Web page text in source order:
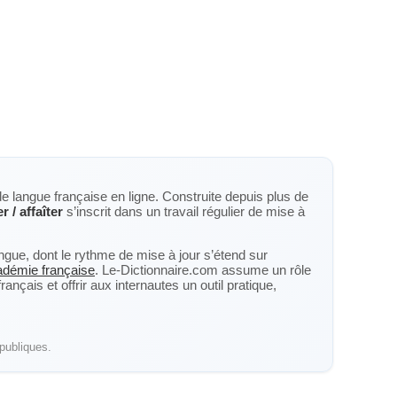
langue française en ligne. Construite depuis plus de
/ affaîter s’inscrit dans un travail régulier de mise à
dont le rythme de mise à jour s’étend sur
française. Le-Dictionnaire.com assume un rôle
et offrir aux internautes un outil pratique,